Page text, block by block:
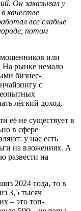
Он заказывал у
в качестве
все слабые
потом
мошенников или
На рынке немало
бизнес-
с
лёгкий доход.
её не существует в
в сфере
у нас есть
на вложениях. А
развести на
2024 года, то в
3,5 тысяч
– это топ-